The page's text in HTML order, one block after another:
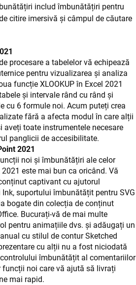
includ îmbunătățiri pentru
citire imersivă și câmpul de căutare
procesare a tabelelor vă echipează
pentru vizualizarea și analiza
funcție XLOOKUP în Excel 2021
și intervale rând cu rând și
cu 6 formule noi. Acum puteți crea
fără a afecta modul în care alții
aveți toate instrumentele necesare
panglicii de accesibilitate.
2021
noi și îmbunătățiri ale celor
este mai bun ca oricând. Vă
captivant cu ajutorul
suportului îmbunătățit pentru SVG
bogate din colecția de conținut
Bucurați-vă de mai multe
pentru animațiile dvs. și adăugați un
cu stilul de contur Sketched
cu alții nu a fost niciodată
îmbunătățit al comentariilor
funcții noi care vă ajută să livrați
mai rapid.